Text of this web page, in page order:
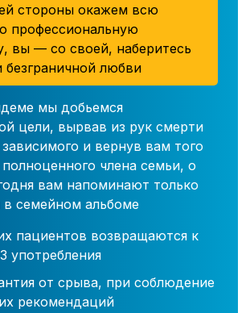
стороны окажем всю
профессиональную
вы — со своей, наберитесь
безграничной любви
мы добьемся
цели, вырвав из рук смерти
и вернув вам того
члена семьи, о
вам напоминают только
в семейном альбоме
пациентов возвращаются к
употребления
от срыва, при соблюдение
рекомендаций